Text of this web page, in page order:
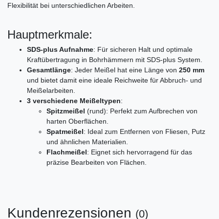
Flexibilität bei unterschiedlichen Arbeiten.
Hauptmerkmale:
SDS-plus Aufnahme: Für sicheren Halt und optimale
Kraftübertragung in Bohrhämmern mit SDS-plus System.
Gesamtlänge: Jeder Meißel hat eine Länge von 250 mm
und bietet damit eine ideale Reichweite für Abbruch- und
Meißelarbeiten.
3 verschiedene Meißeltypen:
Spitzmeißel (rund): Perfekt zum Aufbrechen von
harten Oberflächen.
Spatmeißel: Ideal zum Entfernen von Fliesen, Putz
und ähnlichen Materialien.
Flachmeißel: Eignet sich hervorragend für das
präzise Bearbeiten von Flächen.
Kundenrezensionen (0)